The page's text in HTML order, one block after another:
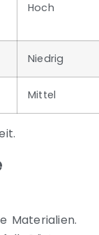
Hoch
Niedrig
Mittel
Materialien.